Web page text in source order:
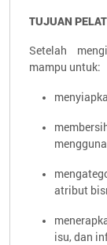
TUJUAN
Setelah
mampu untuk:
atribut
isu, dan